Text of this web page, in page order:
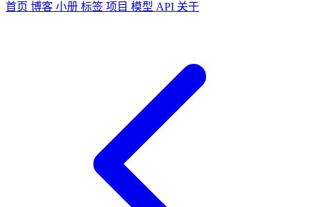
首页 博客 小册 标签 项目 模型 API 关于